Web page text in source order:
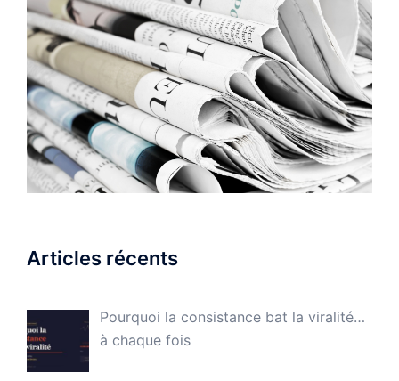
Articles récents
Pourquoi la consistance bat la viralité…
à chaque fois